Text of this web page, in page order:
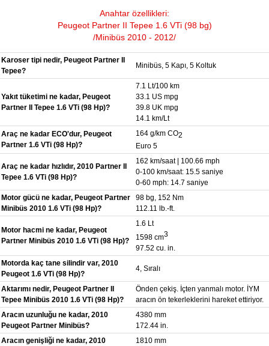
Anahtar özellikleri:
Peugeot Partner II Tepee 1.6 VTi (98 bg)
/Minibüs 2010 - 2012/
Karoser tipi nedir, Peugeot Partner II
Tepee?
Minibüs, 5 Kapı, 5 Koltuk
Yakıt tüketimi ne kadar, Peugeot
Partner II Tepee 1.6 VTi (98 Hp)?
7.1 Lt/100 km
33.1 US mpg
39.8 UK mpg
14.1 km/Lt
Araç ne kadar ECO'dur, Peugeot
Partner 1.6 VTi (98 Hp)?
164 g/km CO2
Euro 5
Araç ne kadar hızlıdır, 2010 Partner II
Tepee 1.6 VTi (98 Hp)?
162 km/saat | 100.66 mph
0-100 km/saat: 15.5 saniye
0-60 mph: 14.7 saniye
Motor gücü ne kadar, Peugeot Partner
Minibüs 2010 1.6 VTi (98 Hp)?
98 bg, 152 Nm
112.11 lb.-ft.
Motor hacmi ne kadar, Peugeot
Partner Minibüs 2010 1.6 VTi (98 Hp)?
1.6 Lt
1598 cm3
97.52 cu. in.
Motorda kaç tane silindir var, 2010
Peugeot 1.6 VTi (98 Hp)?
4, Sıralı
Aktarımı nedir, Peugeot Partner II
Tepee Minibüs 2010 1.6 VTi (98 Hp)?
Önden çekiş. İçten yanmalı motor. İYM
aracın ön tekerleklerini hareket ettiriyor.
Aracın uzunluğu ne kadar, 2010
Peugeot Partner Minibüs?
4380 mm
172.44 in.
Aracın genişliği ne kadar, 2010
1810 mm